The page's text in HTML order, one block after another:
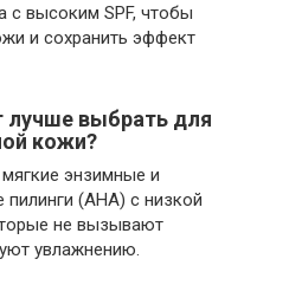
с высоким SPF, чтобы
и сохранить эффект
лучше выбрать для
кожи?
энзимные и
(AHA) с низкой
не вызывают
увлажнению.